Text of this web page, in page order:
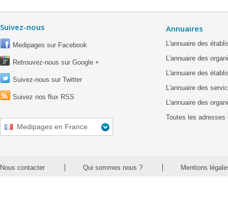
Suivez-nous
Medipages sur Facebook
Retrouvez-nous sur Google +
Suivez-nous sur Twitter
Suivez nos flux RSS
Medipages en France
Annuaires
L'annuaire des
L'annuaire des
L'annuaire des
L'annuaire des
L'annuaire des
Toutes les adresses
Nous contacter Qui sommes nous ? Mentions